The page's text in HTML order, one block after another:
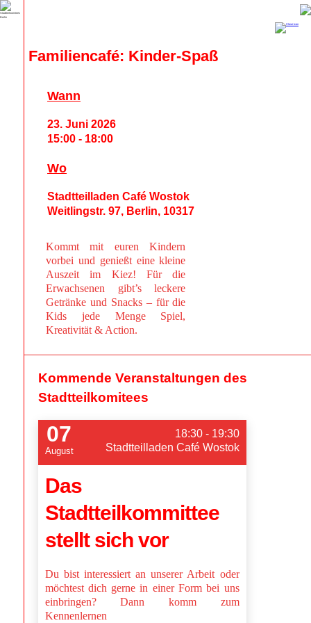
Familiencafé: Kinder-Spaß
Kommt mit euren Kindern
vorbei und genießt eine kleine
Auszeit im Kiez! Für die
Erwachsenen gibt’s leckere
Getränke und Snacks – für die
Kids jede Menge Spiel,
Kreativität & Action.
Wann
23. Juni 2026
15:00 - 18:00
Wo
Stadtteilladen Café Wostok
Weitlingstr. 97, Berlin, 10317
Kommende Veranstaltungen des
Stadtteilkomitees
07
August
18:30 - 19:30
Stadtteilladen Café Wostok
Das
Stadtteilkommittee
stellt sich vor
Du bist interessiert an unserer Arbeit oder
möchtest dich gerne in einer Form bei uns
einbringen? Dann komm zum
Kennenlernen